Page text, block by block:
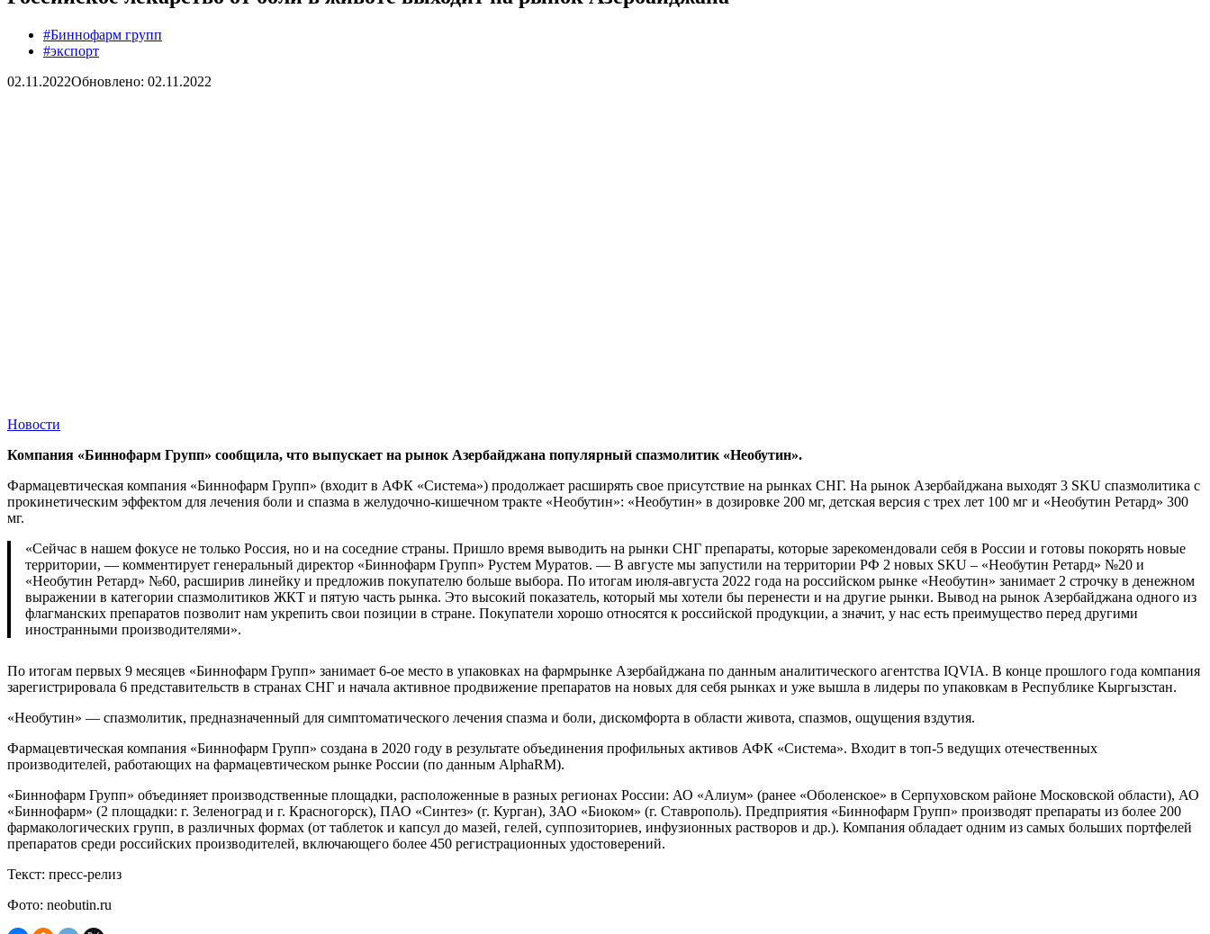
#Биннофарм групп
#экспорт
02.11.2022Обновлено: 02.11.2022
Новости
Компания «Биннофарм Групп» сообщила, что выпускает на рынок Азербайджана популярный спазмолитик «Необутин».
Фармацевтическая компания «Биннофарм Групп» (входит в АФК «Система») продолжает расширять свое присутствие на рынках СНГ. На рынок Азербайджана выходят 3 SKU спазмолитика с
прокинетическим эффектом для лечения боли и спазма в желудочно-кишечном тракте «Необутин»: «Необутин» в дозировке 200 мг, детская версия с трех лет 100 мг и «Необутин Ретард» 300
мг.
«Сейчас в нашем фокусе не только Россия, но и на соседние страны. Пришло время выводить на рынки СНГ препараты, которые зарекомендовали себя в России и готовы покорять новые
территории, — комментирует генеральный директор «Биннофарм Групп» Рустем Муратов. — В августе мы запустили на территории РФ 2 новых SKU – «Необутин Ретард» №20 и
«Необутин Ретард» №60, расширив линейку и предложив покупателю больше выбора. По итогам июля-августа 2022 года на российском рынке «Необутин» занимает 2 строчку в денежном
выражении в категории спазмолитиков ЖКТ и пятую часть рынка. Это высокий показатель, который мы хотели бы перенести и на другие рынки. Вывод на рынок Азербайджана одного из
флагманских препаратов позволит нам укрепить свои позиции в стране. Покупатели хорошо относятся к российской продукции, а значит, у нас есть преимущество перед другими
иностранными производителями».
По итогам первых 9 месяцев «Биннофарм Групп» занимает 6-ое место в упаковках на фармрынке Азербайджана по данным аналитического агентства IQVIA. В конце прошлого года компания
зарегистрировала 6 представительств в странах СНГ и начала активное продвижение препаратов на новых для себя рынках и уже вышла в лидеры по упаковкам в Республике Кыргызстан.
«Необутин» — спазмолитик, предназначенный для симптоматического лечения спазма и боли, дискомфорта в области живота, спазмов, ощущения вздутия.
Фармацевтическая компания «Биннофарм Групп» создана в 2020 году в результате объединения профильных активов АФК «Система». Входит в топ-5 ведущих отечественных
производителей, работающих на фармацевтическом рынке России (по данным AlphaRM).
«Биннофарм Групп» объединяет производственные площадки, расположенные в разных регионах России: АО «Алиум» (ранее «Оболенское» в Серпуховском районе Московской области), АО
«Биннофарм» (2 площадки: г. Зеленоград и г. Красногорск), ПАО «Синтез» (г. Курган), ЗАО «Биоком» (г. Ставрополь). Предприятия «Биннофарм Групп» производят препараты из более 200
фармакологических групп, в различных формах (от таблеток и капсул до мазей, гелей, суппозиториев, инфузионных растворов и др.). Компания обладает одним из самых больших портфелей
препаратов среди российских производителей, включающего более 450 регистрационных удостоверений.
Текст: пресс-релиз
Фото: neobutin.ru